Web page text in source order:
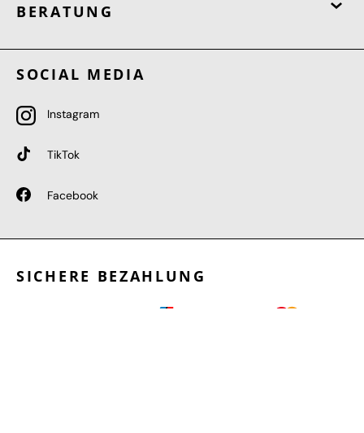
BERATUNG
SOCIAL MEDIA
Instagram
TikTok
Facebook
SICHERE BEZAHLUNG